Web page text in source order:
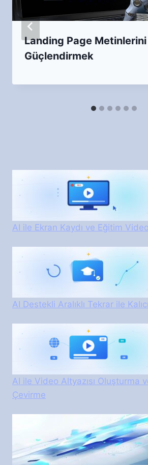
Landing Page
Güçlendirmek
AI ile Ekran Kaydı ve Eğitim
AI Destekli Aralıklı Tekrar ile
AI ile Video Altyazısı Oluşturma
Çevirme